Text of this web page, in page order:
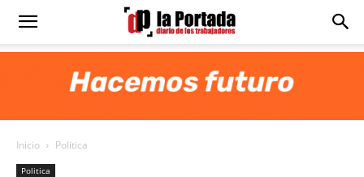
Diario
Portada
Inicio Politica
Politica